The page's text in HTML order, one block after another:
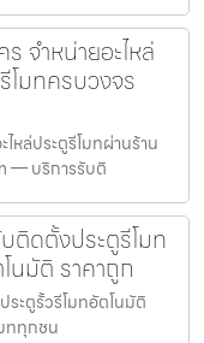
จำหน่ายอะไหล่
โมทครบวงจร
หล่ประตูรีโมทผ่านร้าน
— บริการรับติ
ติดตั้งประตูรีโมท
นมัติ ราคาถูก
ะตูรั้วรีโมทอัตโนมัติ
ททุกชน